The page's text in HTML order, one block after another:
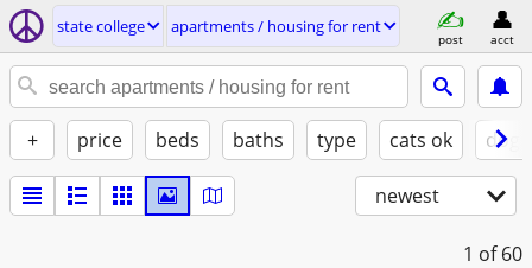
state college apartments / housing for rent
post acct
+ price beds baths type cats ok
newest
1 of 60